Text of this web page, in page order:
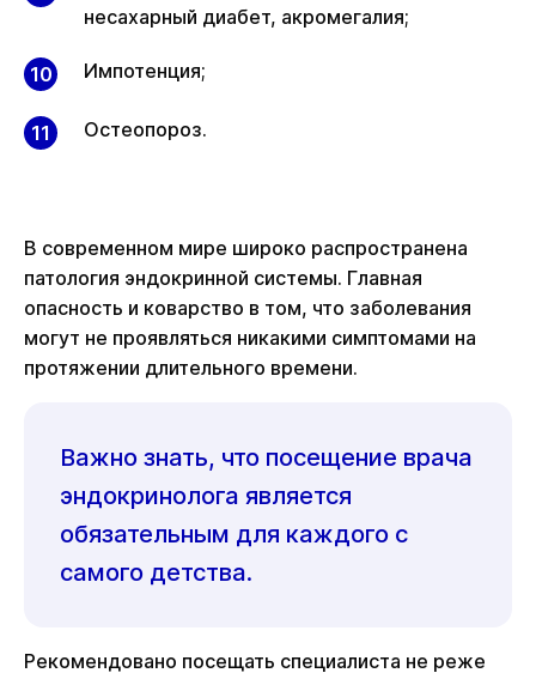
несахарный диабет, акромегалия;
Импотенция;
Остеопороз.
В современном мире широко распространена
патология эндокринной системы. Главная
опасность и коварство в том, что заболевания
могут не проявляться никакими симптомами на
протяжении длительного времени.
Важно знать, что посещение врача
эндокринолога является
обязательным для каждого с
самого детства.
Рекомендовано посещать специалиста не реже